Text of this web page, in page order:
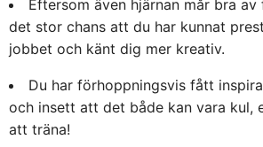
Eftersom även hjärnan mår bra
det stor chans att du har kunnat
jobbet och känt dig mer kreativ.
Du har förhoppningsvis fått
och insett att det både kan vara kul,
att träna!